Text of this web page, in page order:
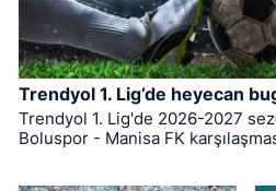
Trendyol 1. Lig’de heyecan
Trendyol 1. Lig'de 2026-2027
Boluspor - Manisa FK